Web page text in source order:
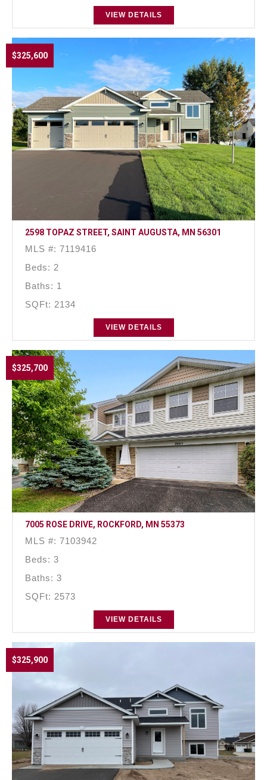
VIEW DETAILS
$325,600
2598 TOPAZ STREET, SAINT AUGUSTA, MN 56301
MLS #: 7119416
Beds: 2
Baths: 1
SQFt: 2134
VIEW DETAILS
$325,700
7005 ROSE DRIVE, ROCKFORD, MN 55373
MLS #: 7103942
Beds: 3
Baths: 3
SQFt: 2573
VIEW DETAILS
$325,900